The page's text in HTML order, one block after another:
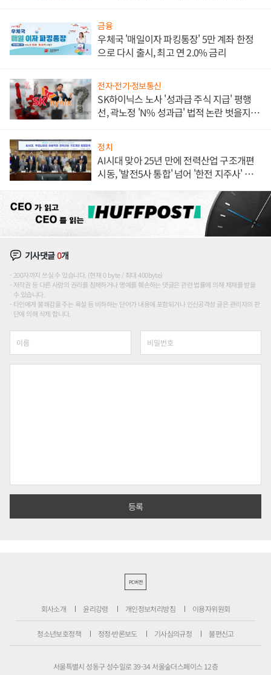
금융
우체국 '매일이자 파킹통장' 5만 계좌 한정
으로 다시 출시, 최고 연 2.0% 금리
전자·전기·정보통신
SK하이닉스 노사 '성과급 주식 지급' 평행
선, 곽노정 'N% 성과급' 법적 논란 벗을지 주
정치
AI시대 맞아 25년 만에 전력산업 구조개편
시동, '발전5사 통합' 넘어 '한전 지주사' 재편
기사댓글0개
200자까지 쓰실 수 있습니다. (현재 0 byte / 최대 400byte)
저작권 등 다른 사람의 권리를 침해하거나 명예를 훼손하는 댓글은 관련 법률에 의해 제재를 받을
수 있습니다.
타인에게 불쾌감을 주는 욕설 등 비하하는 단어가 내용에 포함되거나 인신공격성 글은 관리자의 판
단에 의해 삭제 합니다.
PC버전
회사소개 윤리강령 개인정보처리방침 이용자위원회
청소년보호정책 정정·반론보도 기사심의규정 불편신고
서울특별시 성동구 성수일로 39-34 서울숲더스페이스 12층